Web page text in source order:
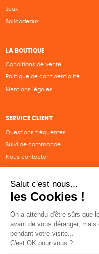
Jeux
Solicadeaux
LA BOUTIQUE
Conditions de vente
Politique de confidentialité
Mentions légales
SERVICE CLIENT
Questions fréquentes
Suivi de commande
Nous contacter
SUIVEZ-NOUS